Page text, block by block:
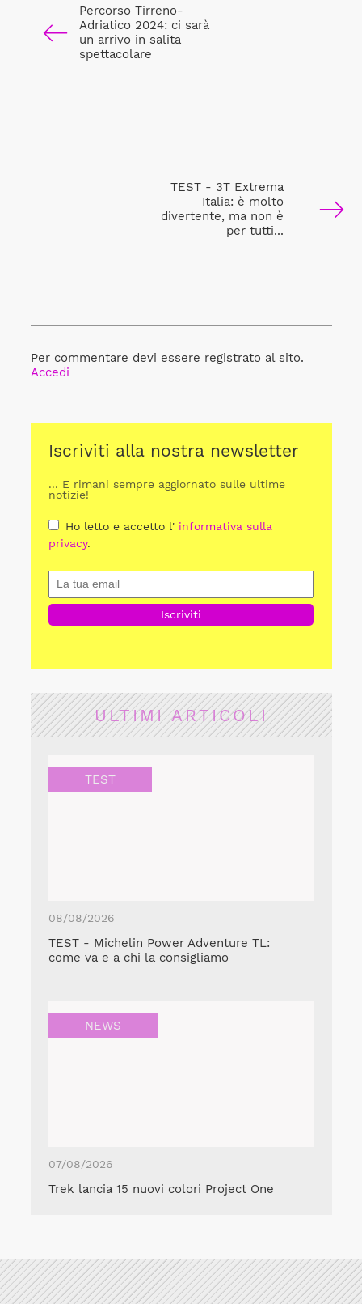
Percorso Tirreno-
Adriatico 2024: ci sarà
un arrivo in salita
spettacolare
TEST - 3T Extrema
Italia: è molto
divertente, ma non è
per tutti...
Per commentare devi essere registrato al sito.
Accedi
Iscriviti alla nostra newsletter
... E rimani sempre aggiornato sulle ultime
notizie!
Ho letto e accetto l' informativa sulla
privacy.
ULTIMI ARTICOLI
TEST
08/08/2026
TEST - Michelin Power Adventure TL:
come va e a chi la consigliamo
NEWS
07/08/2026
Trek lancia 15 nuovi colori Project One